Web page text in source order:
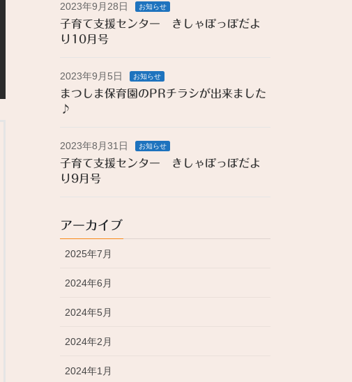
2023年9月28日 お知らせ
子育て支援センター きしゃぽっぽだよ
り10月号
2023年9月5日 お知らせ
まつしま保育園のPRチラシが出来ました
♪
2023年8月31日 お知らせ
子育て支援センター きしゃぽっぽだよ
り9月号
アーカイブ
2025年7月
2024年6月
2024年5月
2024年2月
2024年1月